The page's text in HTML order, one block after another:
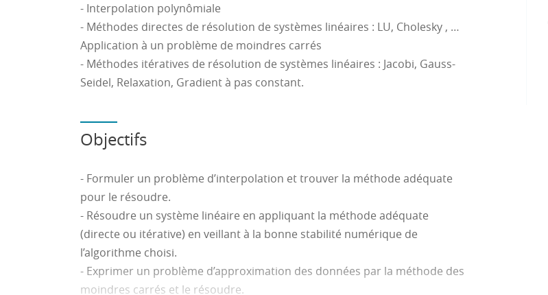
- Interpolation polynômiale
- Méthodes directes de résolution de systèmes linéaires : LU, Cholesky , …
Application à un problème de moindres carrés
- Méthodes itératives de résolution de systèmes linéaires : Jacobi, Gauss-
Seidel, Relaxation, Gradient à pas constant.
Objectifs
- Formuler un problème d’interpolation et trouver la méthode adéquate
pour le résoudre.
- Résoudre un système linéaire en appliquant la méthode adéquate
(directe ou itérative) en veillant à la bonne stabilité numérique de
l’algorithme choisi.
- Exprimer un problème d’approximation des données par la méthode des
moindres carrés et le résoudre.